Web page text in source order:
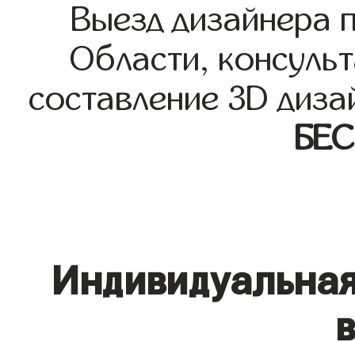
Выезд дизайнера
Области,
составление 3D